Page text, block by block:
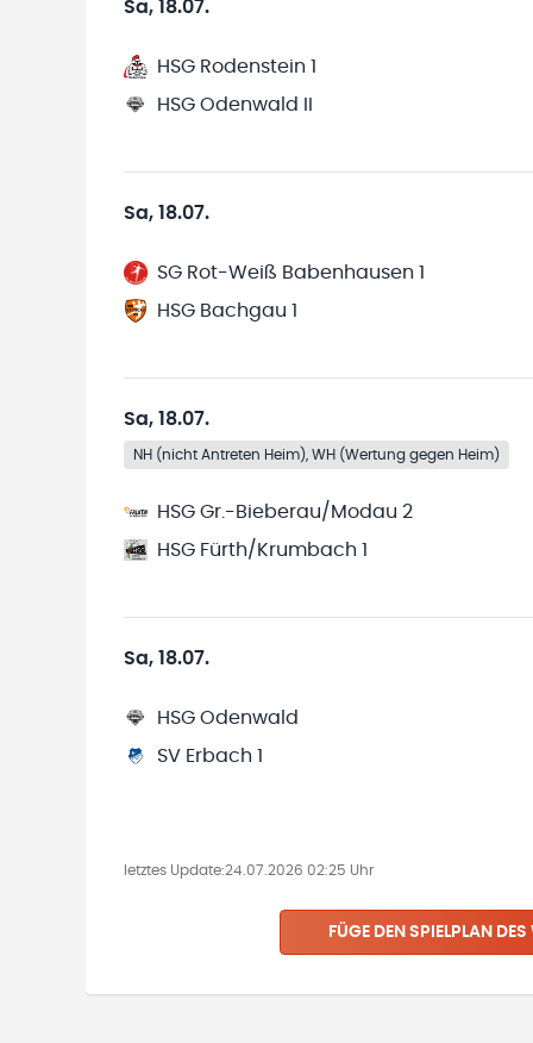
Sa, 18.07.
HSG Rodenstein 1
HSG Odenwald II
Sa, 18.07.
SG Rot-Weiß Babenhausen 1
HSG Bachgau 1
Sa, 18.07.
NH (nicht Antreten Heim), WH (Wertung gegen Heim)
HSG Gr.-Bieberau/Modau 2
HSG Fürth/Krumbach 1
Sa, 18.07.
HSG Odenwald
SV Erbach 1
letztes Update:24.07.2026 02:25 Uhr
FÜGE DEN SPIELPLAN DES